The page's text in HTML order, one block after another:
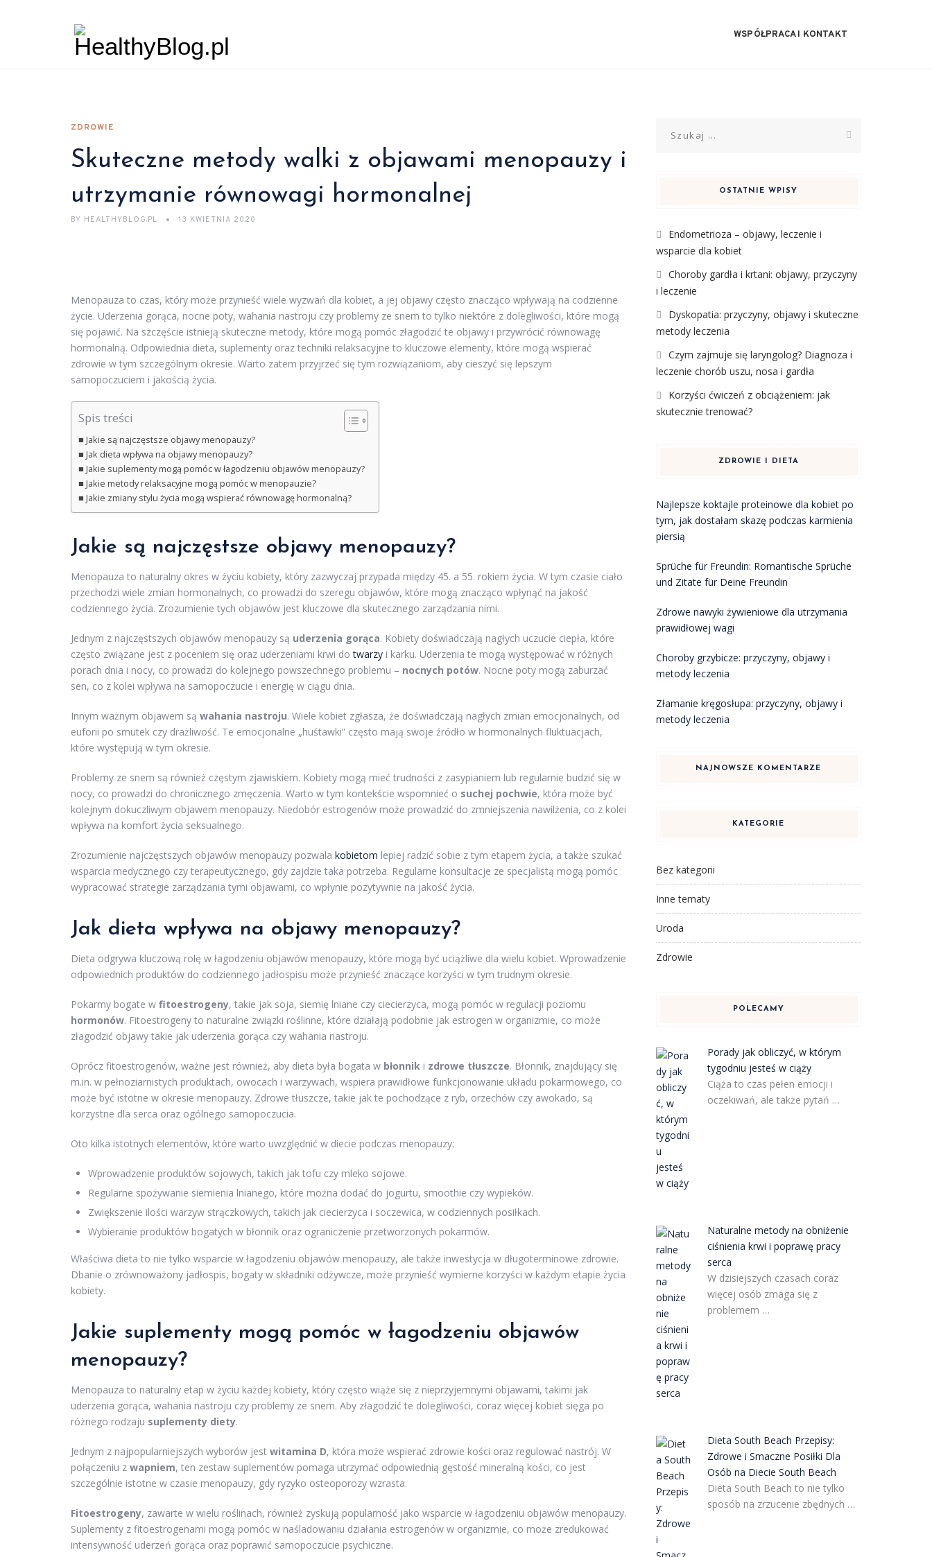
WSPÓŁPRACA I KONTAKT
ZDROWIE
Skuteczne metody walki z objawami menopauzy i
utrzymanie równowagi hormonalnej
BY HEALTHYBLOG.PL 13 KWIETNIA 2020
Menopauza to czas, który może przynieść wiele wyzwań dla kobiet, a jej objawy często znacząco wpływają na codzienne
życie. Uderzenia gorąca, nocne poty, wahania nastroju czy problemy ze snem to tylko niektóre z dolegliwości, które mogą
się pojawić. Na szczęście istnieją skuteczne metody, które mogą pomóc złagodzić te objawy i przywrócić równowagę
hormonalną. Odpowiednia dieta, suplementy oraz techniki relaksacyjne to kluczowe elementy, które mogą wspierać
zdrowie w tym szczególnym okresie. Warto zatem przyjrzeć się tym rozwiązaniom, aby cieszyć się lepszym
samopoczuciem i jakością życia.
Spis treści
Jakie są najczęstsze objawy menopauzy?
Jak dieta wpływa na objawy menopauzy?
Jakie suplementy mogą pomóc w łagodzeniu objawów menopauzy?
Jakie metody relaksacyjne mogą pomóc w menopauzie?
Jakie zmiany stylu życia mogą wspierać równowagę hormonalną?
Jakie są najczęstsze objawy menopauzy?
Menopauza to naturalny okres w życiu kobiety, który zazwyczaj przypada między 45. a 55. rokiem życia. W tym czasie ciało
przechodzi wiele zmian hormonalnych, co prowadzi do szeregu objawów, które mogą znacząco wpłynąć na jakość
codziennego życia. Zrozumienie tych objawów jest kluczowe dla skutecznego zarządzania nimi.
Jednym z najczęstszych objawów menopauzy są uderzenia gorąca. Kobiety doświadczają nagłych uczucie ciepła, które
często związane jest z poceniem się oraz uderzeniami krwi dotwarzy i karku. Uderzenia te mogą występować w różnych
porach dnia i nocy, co prowadzi do kolejnego powszechnego problemu – nocnych potów. Nocne poty mogą zaburzać
sen, co z kolei wpływa na samopoczucie i energię w ciągu dnia.
Innym ważnym objawem są wahania nastroju. Wiele kobiet zgłasza, że doświadczają nagłych zmian emocjonalnych, od
euforii po smutek czy drażliwość. Te emocjonalne „huśtawki” często mają swoje źródło w hormonalnych fluktuacjach,
które występują w tym okresie.
Problemy ze snem są również częstym zjawiskiem. Kobiety mogą mieć trudności z zasypianiem lub regularnie budzić się w
nocy, co prowadzi do chronicznego zmęczenia. Warto w tym kontekście wspomnieć o suchej pochwie, która może być
kolejnym dokuczliwym objawem menopauzy. Niedobór estrogenów może prowadzić do zmniejszenia nawilżenia, co z kolei
wpływa na komfort życia seksualnego.
Zrozumienie najczęstszych objawów menopauzy pozwala kobietom lepiej radzić sobie z tym etapem życia, a także szukać
wsparcia medycznego czy terapeutycznego, gdy zajdzie taka potrzeba. Regularne konsultacje ze specjalistą mogą pomóc
wypracować strategie zarządzania tymi objawami, co wpłynie pozytywnie na jakość życia.
Jak dieta wpływa na objawy menopauzy?
Dieta odgrywa kluczową rolę w łagodzeniu objawów menopauzy, które mogą być uciążliwe dla wielu kobiet. Wprowadzenie
odpowiednich produktów do codziennego jadłospisu może przynieść znaczące korzyści w tym trudnym okresie.
Pokarmy bogate w fitoestrogeny, takie jak soja, siemię lniane czy ciecierzyca, mogą pomóc w regulacji poziomu
hormonów. Fitoestrogeny to naturalne związki roślinne, które działają podobnie jak estrogen w organizmie, co może
złagodzić objawy takie jak uderzenia gorąca czy wahania nastroju.
Oprócz fitoestrogenów, ważne jest również, aby dieta była bogata w błonnik i zdrowe tłuszcze. Błonnik, znajdujący się
m.in. w pełnoziarnistych produktach, owocach i warzywach, wspiera prawidłowe funkcjonowanie układu pokarmowego, co
może być istotne w okresie menopauzy. Zdrowe tłuszcze, takie jak te pochodzące z ryb, orzechów czy awokado, są
korzystne dla serca oraz ogólnego samopoczucia.
Oto kilka istotnych elementów, które warto uwzględnić w diecie podczas menopauzy:
Wprowadzenie produktów sojowych, takich jak tofu czy mleko sojowe.
Regularne spożywanie siemienia lnianego, które można dodać do jogurtu, smoothie czy wypieków.
Zwiększenie ilości warzyw strączkowych, takich jak ciecierzyca i soczewica, w codziennych posiłkach.
Wybieranie produktów bogatych w błonnik oraz ograniczenie przetworzonych pokarmów.
Właściwa dieta to nie tylko wsparcie w łagodzeniu objawów menopauzy, ale także inwestycja w długoterminowe zdrowie.
Dbanie o zrównoważony jadłospis, bogaty w składniki odżywcze, może przynieść wymierne korzyści w każdym etapie życia
kobiety.
Jakie suplementy mogą pomóc w łagodzeniu objawów
menopauzy?
Menopauza to naturalny etap w życiu każdej kobiety, który często wiąże się z nieprzyjemnymi objawami, takimi jak
uderzenia gorąca, wahania nastroju czy problemy ze snem. Aby złagodzić te dolegliwości, coraz więcej kobiet sięga po
różnego rodzaju suplementy diety.
Jednym z najpopularniejszych wyborów jest witamina D, która może wspierać zdrowie kości oraz regulować nastrój. W
połączeniu z wapniem, ten zestaw suplementów pomaga utrzymać odpowiednią gęstość mineralną kości, co jest
szczególnie istotne w czasie menopauzy, gdy ryzyko osteoporozy wzrasta.
Fitoestrogeny, zawarte w wielu roślinach, również zyskują popularność jako wsparcie w łagodzeniu objawów menopauzy.
Suplementy z fitoestrogenami mogą pomóc w naśladowaniu działania estrogenów w organizmie, co może zredukować
intensywność uderzeń gorąca oraz poprawić samopoczucie psychiczne.
OSTATNIE WPISY
Endometrioza – objawy, leczenie i
wsparcie dla kobiet
Choroby gardła i krtani: objawy, przyczyny
i leczenie
Dyskopatia: przyczyny, objawy i skuteczne
metody leczenia
Czym zajmuje się laryngolog? Diagnoza i
leczenie chorób uszu, nosa i gardła
Korzyści ćwiczeń z obciążeniem: jak
skutecznie trenować?
ZDROWIE I DIETA
Najlepsze koktajle proteinowe dla kobiet po
tym, jak dostałam skazę podczas karmienia
piersią
Sprüche für Freundin: Romantische Sprüche
und Zitate für Deine Freundin
Zdrowe nawyki żywieniowe dla utrzymania
prawidłowej wagi
Choroby grzybicze: przyczyny, objawy i
metody leczenia
Złamanie kręgosłupa: przyczyny, objawy i
metody leczenia
NAJNOWSZE KOMENTARZE
KATEGORIE
Bez kategorii
Inne tematy
Uroda
Zdrowie
POLECAMY
Porady jak obliczyć, w którym
tygodniu jesteś w ciąży
Ciąża to czas pełen emocji i
oczekiwań, ale także pytań …
Naturalne metody na obniżenie
ciśnienia krwi i poprawę pracy
serca
W dzisiejszych czasach coraz
więcej osób zmaga się z
problemem …
Dieta South Beach Przepisy:
Zdrowe i Smaczne Posiłki Dla
Osób na Diecie South Beach
Dieta South Beach to nie tylko
sposób na zrzucenie zbędnych …